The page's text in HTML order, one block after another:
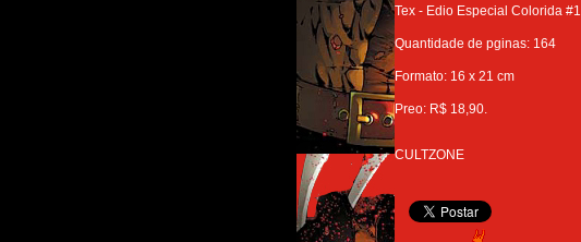
Tex - Edio Especial Colorida #1
Quantidade de pginas: 164
Formato: 16 x 21 cm
Preo: R$ 18,90.
CULTZONE